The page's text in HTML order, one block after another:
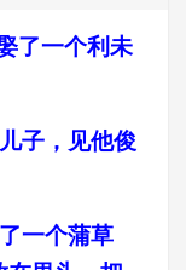
了一个利未
子，见他俊
一个蒲草